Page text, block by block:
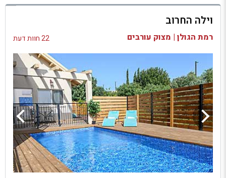
בדיקת זמינות ומחירים
וילה החרוב
רמת הגולן | מצוק עורבים 22 חוות דעת